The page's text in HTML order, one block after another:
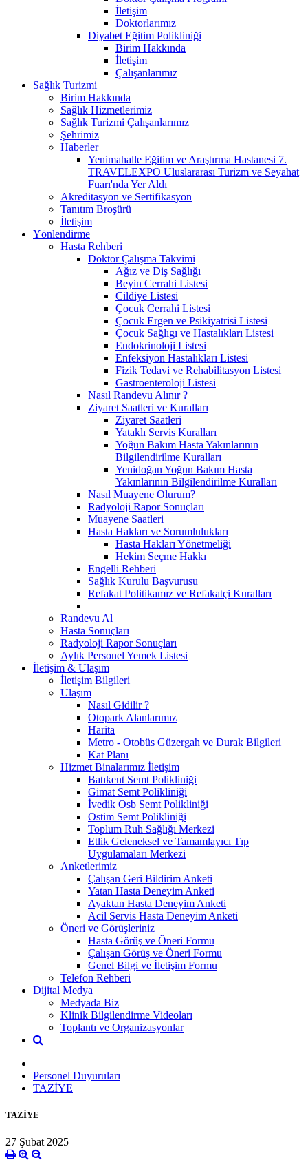
İletişim
Doktorlarımız
Diyabet Eğitim Polikliniği
Birim Hakkında
İletişim
Çalışanlarımız
Sağlık Turizmi
Birim Hakkında
Sağlık Hizmetlerimiz
Sağlık Turizmi Çalışanlarımız
Şehrimiz
Haberler
Yenimahalle Eğitim ve Araştırma Hastanesi 7.
TRAVELEXPO Uluslararası Turizm ve Seyahat
Fuarı'nda Yer Aldı
Akreditasyon ve Sertifikasyon
Tanıtım Broşürü
İletişim
Yönlendirme
Hasta Rehberi
Doktor Çalışma Takvimi
Ağız ve Diş Sağlığı
Beyin Cerrahi Listesi
Cildiye Listesi
Çocuk Cerrahi Listesi
Çocuk Ergen ve Psikiyatrisi Listesi
Çocuk Sağlıgı ve Hastalıkları Listesi
Endokrinoloji Listesi
Enfeksiyon Hastalıkları Listesi
Fizik Tedavi ve Rehabilitasyon Listesi
Gastroenteroloji Listesi
Nasıl Randevu Alınır ?
Ziyaret Saatleri ve Kuralları
Ziyaret Saatleri
Yataklı Servis Kuralları
Yoğun Bakım Hasta Yakınlarının
Bilgilendirilme Kuralları
Yenidoğan Yoğun Bakım Hasta
Yakınlarının Bilgilendirilme Kuralları
Nasıl Muayene Olurum?
Radyoloji Rapor Sonuçları
Muayene Saatleri
Hasta Hakları ve Sorumlulukları
Hasta Hakları Yönetmeliği
Hekim Seçme Hakkı
Engelli Rehberi
Sağlık Kurulu Başvurusu
Refakat Politikamız ve Refakatçi Kuralları
Randevu Al
Hasta Sonuçları
Radyoloji Rapor Sonuçları
Aylık Personel Yemek Listesi
İletişim & Ulaşım
İletişim Bilgileri
Ulaşım
Nasıl Gidilir ?
Otopark Alanlarımız
Harita
Metro - Otobüs Güzergah ve Durak Bilgileri
Kat Planı
Hizmet Binalarımız İletişim
Batıkent Semt Polikliniği
Gimat Semt Polikliniği
İvedik Osb Semt Polikliniği
Ostim Semt Polikliniği
Toplum Ruh Sağlığı Merkezi
Etlik Geleneksel ve Tamamlayıcı Tıp
Uygulamaları Merkezi
Anketlerimiz
Çalışan Geri Bildirim Anketi
Yatan Hasta Deneyim Anketi
Ayaktan Hasta Deneyim Anketi
Acil Servis Hasta Deneyim Anketi
Öneri ve Görüşleriniz
Hasta Görüş ve Öneri Formu
Çalışan Görüş ve Öneri Formu
Genel Bilgi ve İletişim Formu
Telefon Rehberi
Dijital Medya
Medyada Biz
Klinik Bilgilendirme Videoları
Toplantı ve Organizasyonlar
Personel Duyuruları
TAZİYE
TAZİYE
27 Şubat 2025